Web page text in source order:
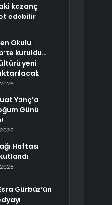
kazanç
edebilir
Okulu
kuruldu…
yeni
Yanç’a
Günü
Haftası
Gürbüz’ün